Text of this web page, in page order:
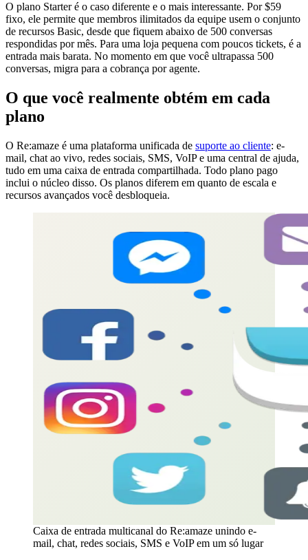
O plano Starter é o caso diferente e o mais interessante. Por $59
fixo, ele permite que membros ilimitados da equipe usem o conjunto
de recursos Basic, desde que fiquem abaixo de 500 conversas
respondidas por mês. Para uma loja pequena com poucos tickets, é a
entrada mais barata. No momento em que você ultrapassa 500
conversas, migra para a cobrança por agente.
O que você realmente obtém em cada
plano
O Re:amaze é uma plataforma unificada de suporte ao cliente: e-
mail, chat ao vivo, redes sociais, SMS, VoIP e uma central de ajuda,
tudo em uma caixa de entrada compartilhada. Todo plano pago
inclui o núcleo disso. Os planos diferem em quanto de escala e
recursos avançados você desbloqueia.
Caixa de entrada multicanal do Re:amaze unindo e-
mail, chat, redes sociais, SMS e VoIP em um só lugar